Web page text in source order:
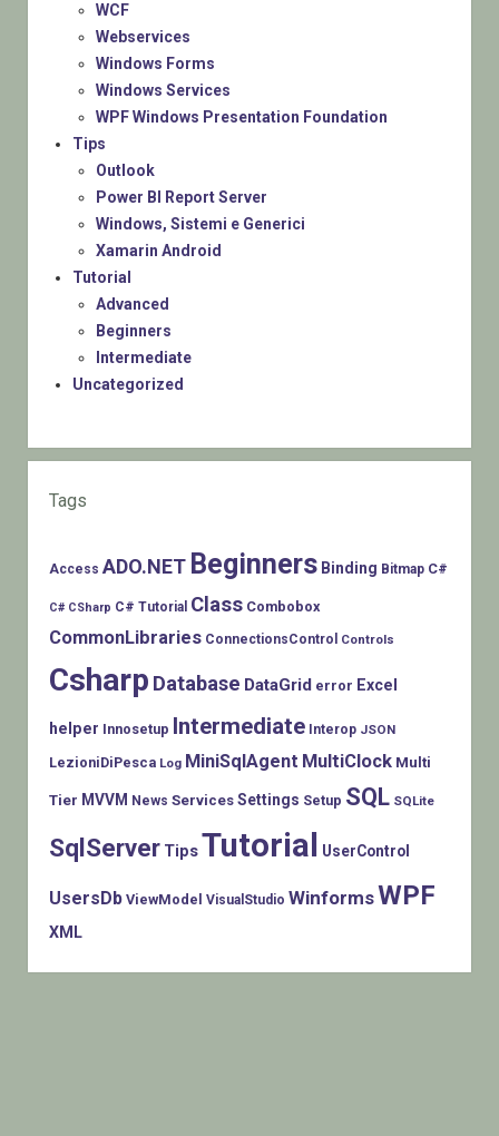
WCF
Webservices
Windows Forms
Windows Services
WPF Windows Presentation Foundation
Tips
Outlook
Power BI Report Server
Windows, Sistemi e Generici
Xamarin Android
Tutorial
Advanced
Beginners
Intermediate
Uncategorized
Tags
Access ADO.NET Beginners Binding Bitmap C#
C# CSharp C# Tutorial Class Combobox
CommonLibraries ConnectionsControl Controls
Csharp Database DataGrid error Excel
helper Innosetup Intermediate Interop JSON
LezioniDiPesca Log MiniSqlAgent MultiClock Multi
Tier MVVM News Services Settings Setup SQL SQLite
SqlServer TipsTutorial UserControl
UsersDb ViewModel VisualStudio WinformsWPF
XML